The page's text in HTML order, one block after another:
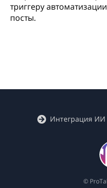
триггеру
посты.
Интеграция ИИ
©